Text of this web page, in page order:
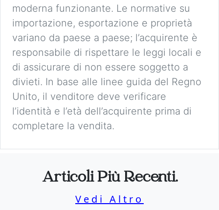
moderna funzionante. Le normative su
importazione, esportazione e proprietà
variano da paese a paese; l’acquirente è
responsabile di rispettare le leggi locali e
di assicurare di non essere soggetto a
divieti. In base alle linee guida del Regno
Unito, il venditore deve verificare
l’identità e l’età dell’acquirente prima di
completare la vendita.
Articoli Più Recenti.
Vedi Altro